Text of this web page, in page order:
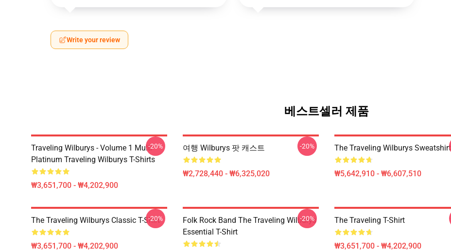
Write your review
베스트셀러 제품
Traveling Wilburys - Volume 1 Multi
Platinum Traveling Wilburys T-Shirts
₩3,651,700 - ₩4,202,900
-20% 여행 Wilburys 팟 캐스트
₩2,728,440 - ₩6,325,020
-20% The Traveling Wilburys Sweatshirt
₩5,642,910 - ₩6,607,510
The Traveling Wilburys Classic T-Shirt
₩3,651,700 - ₩4,202,900
-20%
Folk Rock Band The Traveling Wilburys
Essential T-Shirt
-20% The Traveling T-Shirt
₩3,651,700 - ₩4,202,900